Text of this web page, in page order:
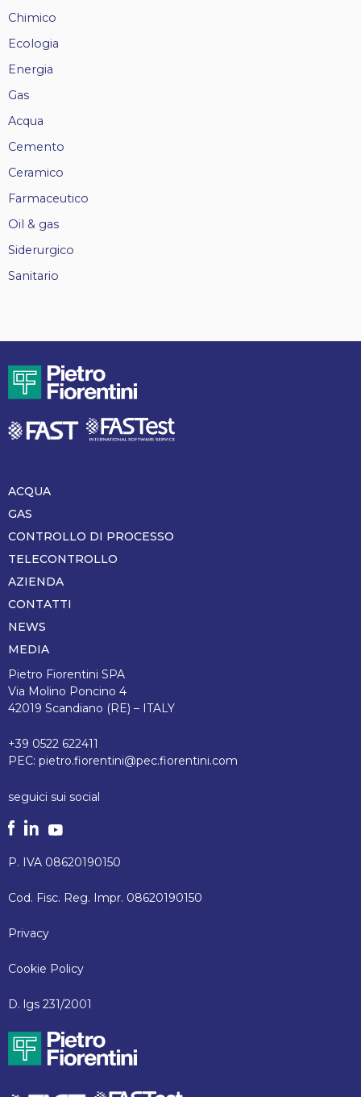
Chimico
Ecologia
Energia
Gas
Acqua
Cemento
Ceramico
Farmaceutico
Oil & gas
Siderurgico
Sanitario
Piè
di
pagina
ACQUA
GAS
CONTROLLO DI PROCESSO
TELECONTROLLO
AZIENDA
CONTATTI
NEWS
MEDIA
Pietro Fiorentini SPA
Via Molino Poncino 4
42019 Scandiano (RE) – ITALY
+39 0522 622411
PEC: pietro.fiorentini@pec.fiorentini.com
seguici sui social
P. IVA 08620190150
Cod. Fisc. Reg. Impr. 08620190150
Privacy
Cookie Policy
D. lgs 231/2001